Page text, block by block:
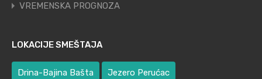
VREMENSKA PROGNOZA
LOKACIJE SMEŠTAJA
Drina-Bajina Bašta Jezero Perućac